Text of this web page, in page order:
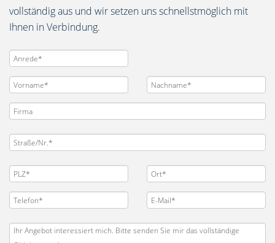
vollständig aus und wir setzen uns schnellstmöglich mit
Ihnen in Verbindung.